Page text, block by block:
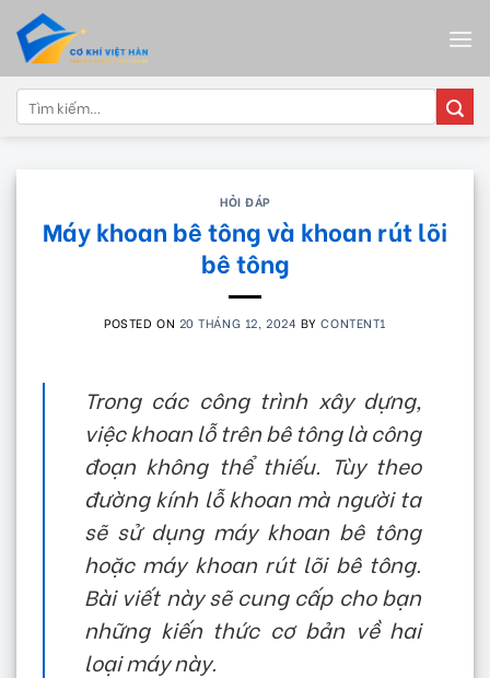
content
Tìm
kiếm:
HỎI ĐÁP
Máy khoan bê tông và khoan rút lõi
bê tông
POSTED ON 20 THÁNG 12, 2024 BYCONTENT1
Trong các công trình xây dựng,
việc khoan lỗ trên bê tông là công
đoạn không thể thiếu. Tùy theo
đường kính lỗ khoan mà người ta
sẽ sử dụng máy khoan bê tông
hoặc máy khoan rút lõi bê tông.
Bài viết này sẽ cung cấp cho bạn
những kiến thức cơ bản về hai
loại máy này.